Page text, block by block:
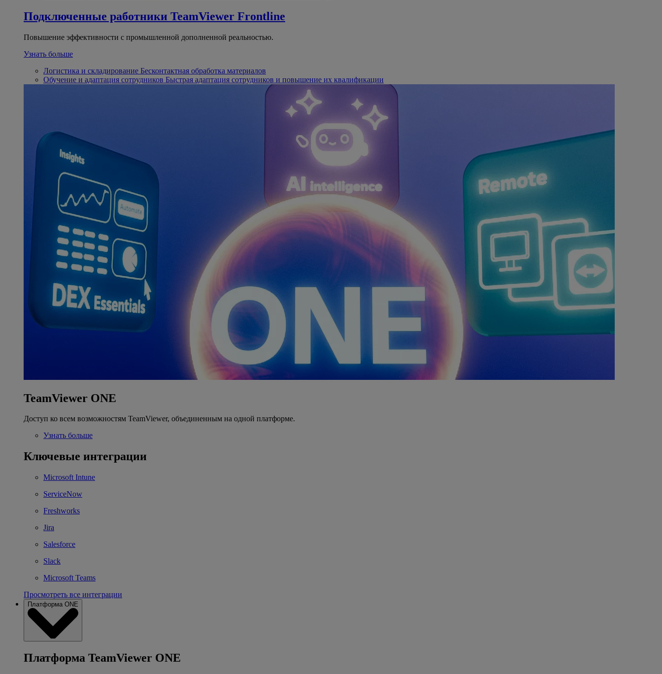
Подключенные работники TeamViewer Frontline
Повышение эффективности с промышленной дополненной реальностью.
Узнать больше
Логистика и складирование Бесконтактная обработка материалов
Обучение и адаптация сотрудников Быстрая адаптация сотрудников и повышение их квалификации
TeamViewer ONE
Доступ ко всем возможностям TeamViewer, объединенным на одной платформе.
Узнать больше
Ключевые интеграции
Microsoft Intune
ServiceNow
Freshworks
Jira
Salesforce
Slack
Microsoft Teams
Просмотреть все интеграции
Платформа ONE
Платформа TeamViewer ONE